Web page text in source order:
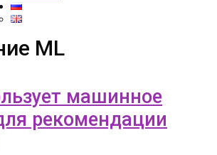
ML
машинное
рекомендации